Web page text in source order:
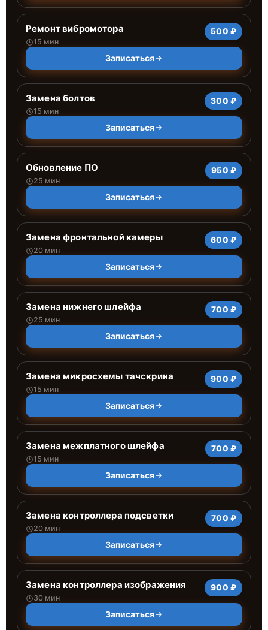
Ремонт вибромотора
15 мин
500 ₽
Записаться
Замена болтов
15 мин
300 ₽
Записаться
Обновление ПО
25 мин
950 ₽
Записаться
Замена фронтальной камеры
20 мин
600 ₽
Записаться
Замена нижнего шлейфа
25 мин
700 ₽
Записаться
Замена микросхемы тачскрина
15 мин
900 ₽
Записаться
Замена межплатного шлейфа
15 мин
700 ₽
Записаться
Замена контроллера подсветки
20 мин
700 ₽
Записаться
Замена контроллера изображения
30 мин
900 ₽
Записаться